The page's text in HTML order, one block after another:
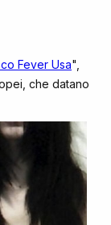
Fever Usa",
che datano